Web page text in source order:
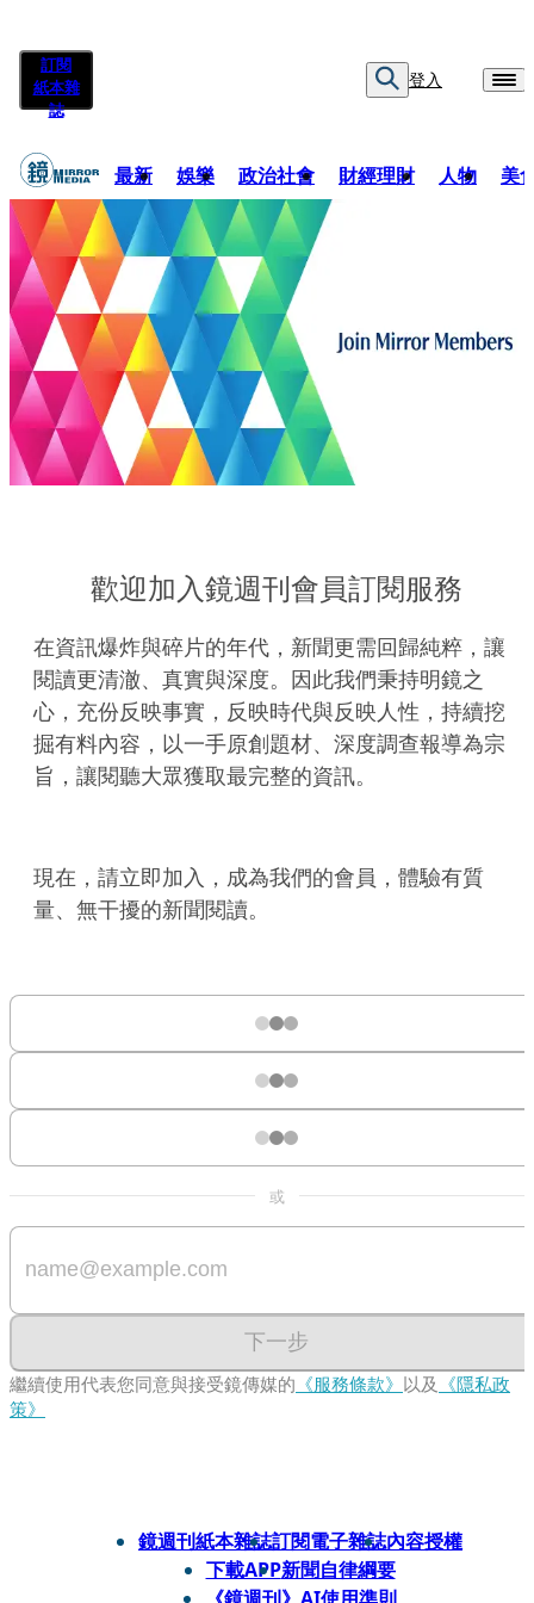
訂閱
紙本雜
誌
登入
最新 娛樂 政治社會 財經理財 人物 美
歡迎加入鏡週刊會員訂閱服務
在資訊爆炸與碎片的年代，新聞更需回歸純粹，讓
閱讀更清澈、真實與深度。因此我們秉持明鏡之
心，充份反映事實，反映時代與反映人性，持續挖
掘有料內容，以一手原創題材、深度調查報導為宗
旨，讓閱聽大眾獲取最完整的資訊。
現在，請立即加入，成為我們的會員，體驗有質
量、無干擾的新聞閱讀。
或
下一步
繼續使用代表您同意與接受鏡傳媒的 《服務條款》 以及 《隱私政
策》
鏡週刊紙本雜誌訂閱電子雜誌內容授權
下載APP新聞自律綱要